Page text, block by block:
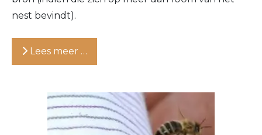
nest bevindt).
Lees meer …